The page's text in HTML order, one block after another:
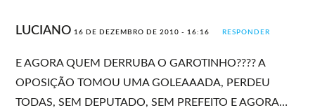
LUCIANO 16 DE DEZEMBRO DE 2010 - 16:16 RESPONDER
E AGORA QUEM DERRUBA O GAROTINHO???? A
OPOSIÇÃO TOMOU UMA GOLEAAADA, PERDEU
TODAS, SEM DEPUTADO, SEM PREFEITO E AGORA…